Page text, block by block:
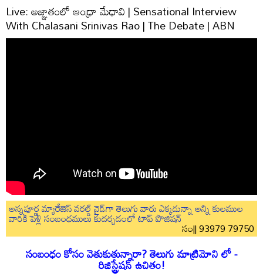
Live: అజ్ఞాతంలో ఆంధ్రా మేధావి | Sensational Interview
With Chalasani Srinivas Rao | The Debate | ABN
అన్నపూర్ణ మ్యారేజెస్ వరల్డ్ వైడ్‌గా తెలుగు వారు ఎక్కడున్నా అన్ని కులముల
వారికి పెళ్లి సంబంధములు కుదర్చడంలో టాప్ పొజిషన్
సం|| 93979 79750
సంబంధం కోసం వెతుకుతున్నారా? తెలుగు మాట్రిమోని లో -
రిజిస్ట్రేషన్ ఉచితం!